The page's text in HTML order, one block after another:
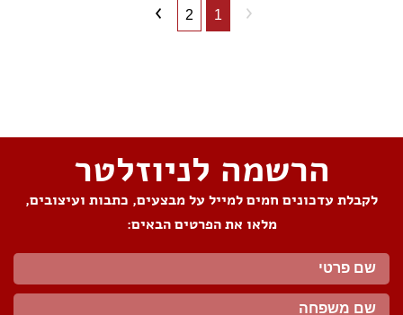
1
2
הרשמה לניוזלטר
לקבלת עדכונים חמים למייל על מבצעים, כתבות ועיצובים,
מלאו את הפרטים הבאים: